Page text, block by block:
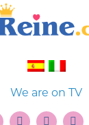
We are on TV